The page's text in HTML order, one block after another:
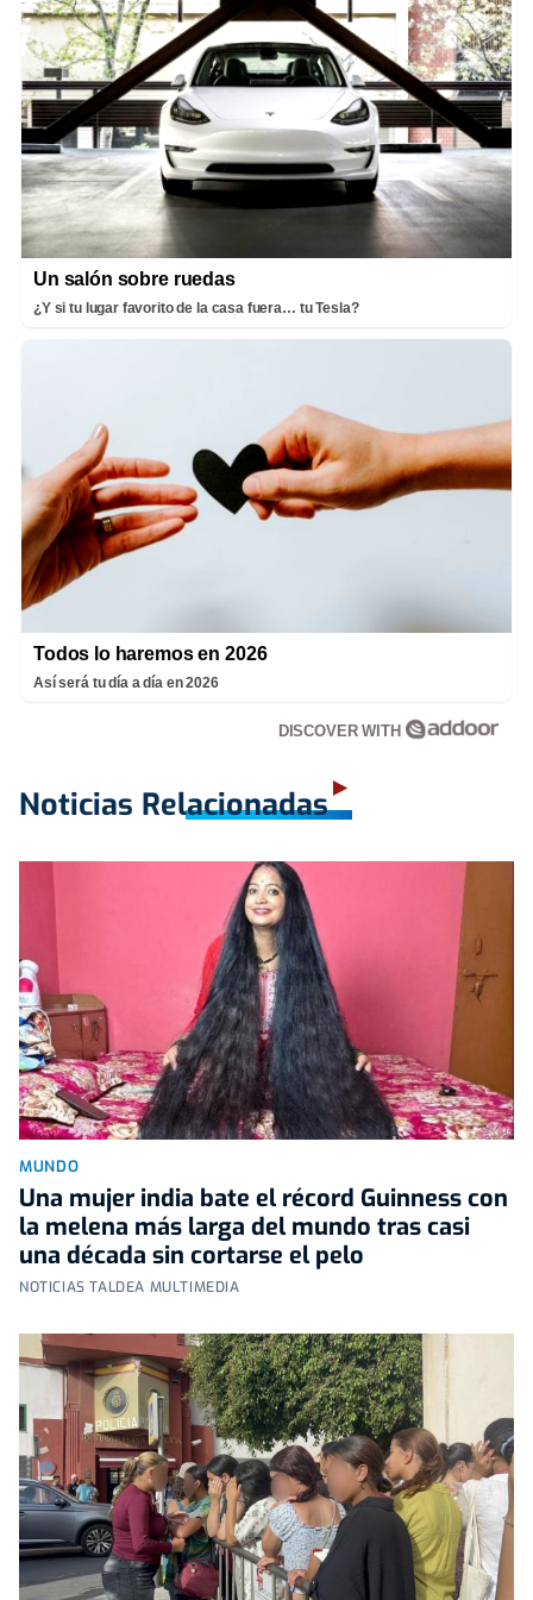
Un salón sobre ruedas
¿Y si tu lugar favorito de la casa fuera… tu Tesla?
Todos lo haremos en 2026
Así será tu día a día en 2026
DISCOVER WITH
Noticias Relacionadas
MUNDO
Una mujer india bate el récord Guinness con
la melena más larga del mundo tras casi
una década sin cortarse el pelo
NOTICIAS TALDEA MULTIMEDIA